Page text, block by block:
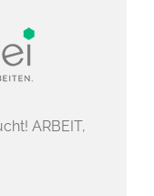
ARBEIT,